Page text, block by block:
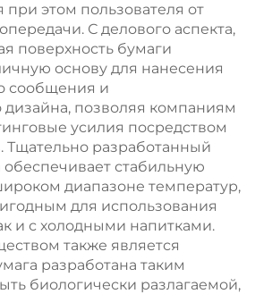
этом пользователя от
С делового аспекта,
поверхность бумаги
основу для нанесения
сообщения и
дизайна, позволяя компаниям
усилия посредством
Тщательно разработанный
обеспечивает стабильную
диапазоне температур,
для использования
и с холодными напитками.
также является
разработана таким
биологически разлагаемой,